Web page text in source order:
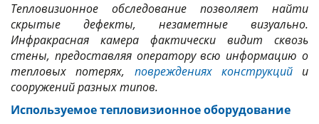
Тепловизионное обследование позволяет найти
скрытые дефекты, незаметные визуально.
Инфракрасная камера фактически видит сквозь
стены, предоставляя оператору всю информацию о
тепловых потерях, повреждениях конструкцийи
сооружений разных типов.
Используемое тепловизионное оборудование